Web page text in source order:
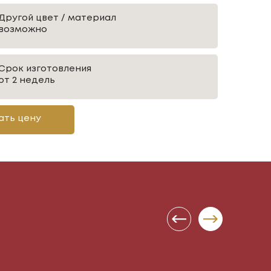
цвет / материал
изготовления
2 недель
цену